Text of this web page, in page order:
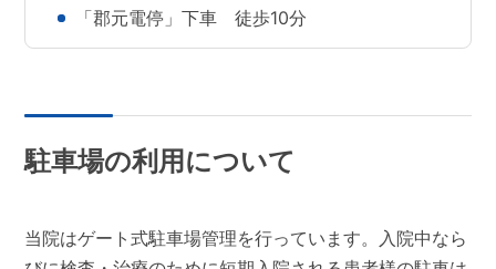
「郡元電停」下車 徒歩10分
駐車場の利用について
当院はゲート式駐車場管理を行っています。入院中なら